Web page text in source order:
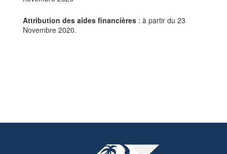
Attribution des aides financières: à partir du 23
Novembre 2020.